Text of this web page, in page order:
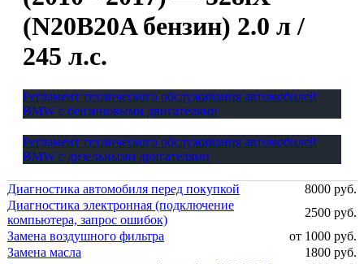
(N20B20A бензин) 2.0 л /
245 л.с.
Регламент технического обслуживания автомобилей
BMW с бензиновыми двигателями
Регламент технического обслуживания автомобилей
BMW с дизельными двигателями
Диагностика автомобиля перед покупкой
8000 руб.
Диагностика электронная (подключение
компьютера, запрос ошибок)
2500 руб.
Замена воздушного фильтра
от 1000 руб.
Замена масла
1800 руб.